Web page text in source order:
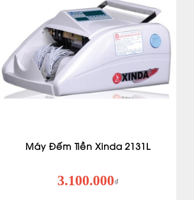
Máy Đếm Tiền Xinda 2131L
3.100.000₫